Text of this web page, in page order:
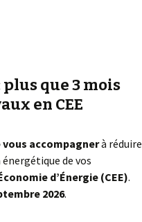
plus que 3 mois
en CEE
vous accompagnerà réduire
de vos
d’Énergie (CEE).
2026.